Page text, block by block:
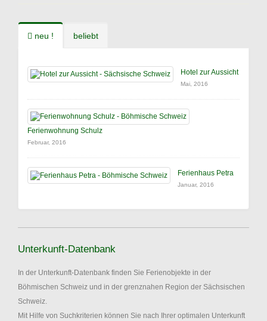
neu ! beliebt
Hotel zur Aussicht
Mai, 2016
Ferienwohnung Schulz
Februar, 2016
Ferienhaus Petra
Januar, 2016
Unterkunft-Datenbank
In der Unterkunft-Datenbank finden Sie Ferienobjekte in der
Böhmischen Schweiz und in der grenznahen Region der Sächsischen
Schweiz.
Mit Hilfe von Suchkriterien können Sie nach Ihrer optimalen Unterkunft